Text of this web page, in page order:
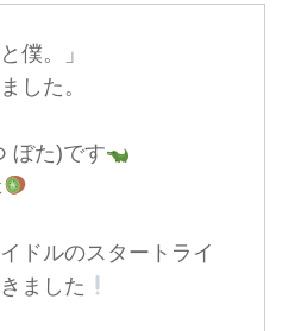
僕。」
した。
ぼた)です
ドルのスタートライ
ました